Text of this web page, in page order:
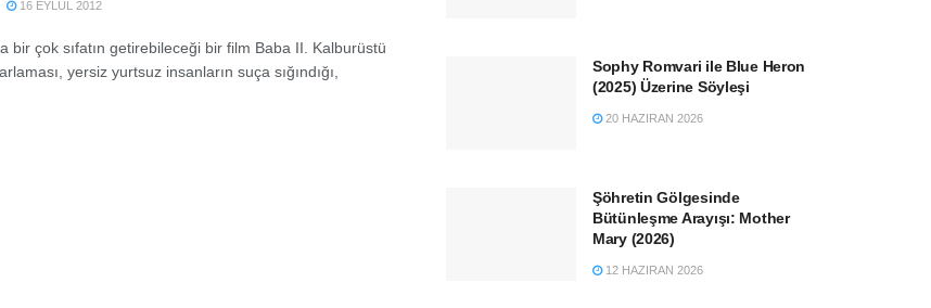
16 EYLÜL 2012
bir çok sıfatın getirebileceği bir film Baba II. Kalburüstü
yersiz yurtsuz insanların suça sığındığı,
Sophy Romvari ile Blue Heron
(2025) Üzerine Söyleşi
20 HAZIRAN 2026
Şöhretin Gölgesinde
Bütünleşme Arayışı: Mother
Mary (2026)
12 HAZIRAN 2026